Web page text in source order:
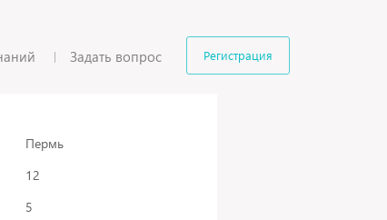
Регистрация
Задать вопрос
Пермь
12
5